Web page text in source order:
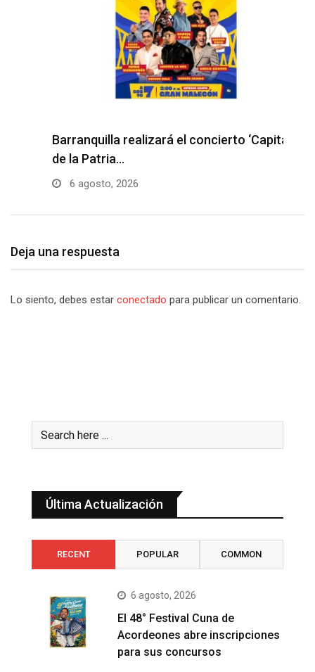
Barranquilla realizará el concierto ‘Capital
de la Patria…
6 agosto, 2026
Deja una respuesta
Lo siento, debes estar conectado para publicar un comentario.
Última Actualización
RECENT POPULAR COMMON
6 agosto, 2026
El 48° Festival Cuna de
Acordeones abre inscripciones
para sus concursos